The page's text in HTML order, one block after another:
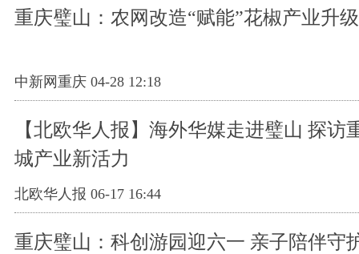
重庆璧山：农网改造“赋能”花椒产业升级
中新网重庆 04-28 12:18
【北欧华人报】海外华媒走进璧山 探访
城产业新活力
北欧华人报 06-17 16:44
重庆璧山：科创游园迎六一 亲子陪伴守